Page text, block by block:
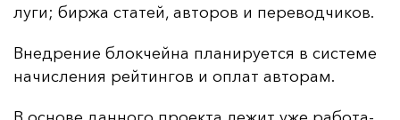
лу­ги; бир­жа ста­тей, ав­то­ров и пе­ре­вод­чи­ков.
Внед­ре­ние блок­чей­на пла­ни­ру­ет­ся в сис­те­ме
на­чис­ле­ния рей­тин­гов и оп­лат ав­то­рам.